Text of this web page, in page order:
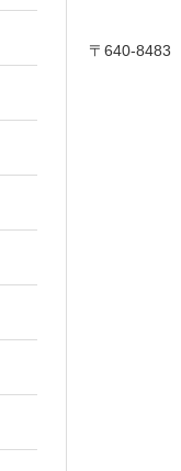
〒640-8483